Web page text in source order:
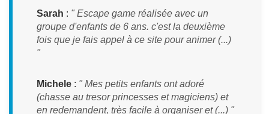
Sarah : " Escape game réalisée avec un
groupe d'enfants de 6 ans. c'est la deuxième
fois que je fais appel à ce site pour animer (...)
"
Michele : " Mes petits enfants ont adoré
(chasse au tresor princesses et magiciens) et
en redemandent, très facile à organiser et (...) "